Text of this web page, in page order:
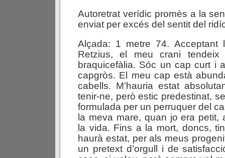
Autoretrat verídic promès a la
enviat per excés del sentit del
Alçada: 1 metre 74. Acceptant
Retzius, el meu crani tendeix
braquicefàlia. Sóc un cap curt i
capgròs. El meu cap està
cabells. M’hauria estat
tenir-ne, però estic predestinat,
formulada per un perruquer del
la meva mare, quan jo era petit,
la vida. Fins a la mort, doncs,
haurà estat, per als meus
un pretext d’orgull i de